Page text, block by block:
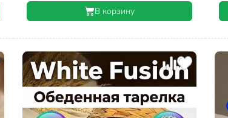
В корзину